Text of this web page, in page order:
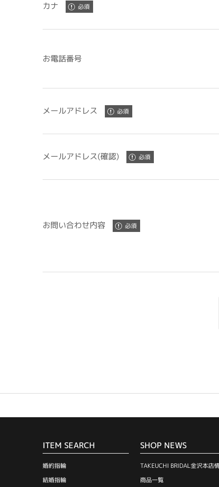
カナ
お電話番号
メールアドレス
メールアドレス(確認)
お問い合わせ内容
ITEM SEARCH
婚約指輪
結婚指輪
SHOP NEWS
TAKEUCHI BRIDAL金沢本店
商品一覧